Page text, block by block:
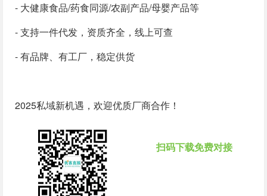
- 大健康食品/药食同源/农副产品/母婴产品等
- 支持一件代发，资质齐全，线上可查
- 有品牌、有工厂，稳定供货
2025私域新机遇，欢迎优质厂商合作！
扫码下载免费对接